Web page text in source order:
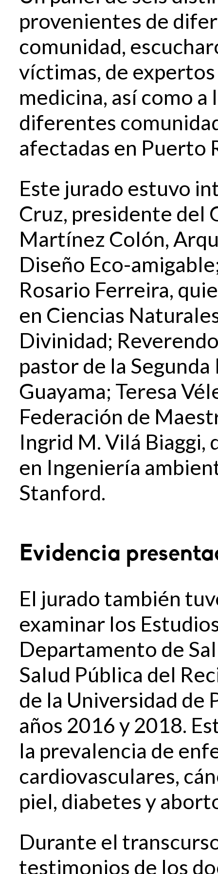
provenientes de
comunidad,
víctimas, de
medicina, así como
diferentes
afectadas en Puerto
Este jurado estuvo
Cruz, presidente del
Martínez Colón,
Diseño Eco-
Rosario Ferreira,
en Ciencias
Divinidad;
pastor de la
Guayama; Teresa
Federación de
Ingrid M. Vilá Biaggi,
en Ingeniería
Stanford.
Evidencia
El jurado también
examinar los
Departamento de
Salud Pública del
de la Universidad de
años 2016 y 2018.
la prevalencia de
cardiovasculares,
piel, diabetes y
Durante el
testimonios de los